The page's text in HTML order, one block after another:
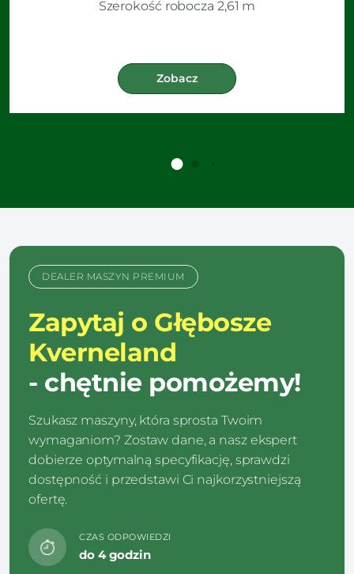
Szerokość robocza 2,61 m
Zobacz
DEALER MASZYN PREMIUM
Zapytaj o Głębosze
Kverneland
- chętnie pomożemy!
Szukasz maszyny, która sprosta Twoim
wymaganiom? Zostaw dane, a nasz ekspert
dobierze optymalną specyfikację, sprawdzi
dostępność i przedstawi Ci najkorzystniejszą
ofertę.
CZAS ODPOWIEDZI
do 4 godzin